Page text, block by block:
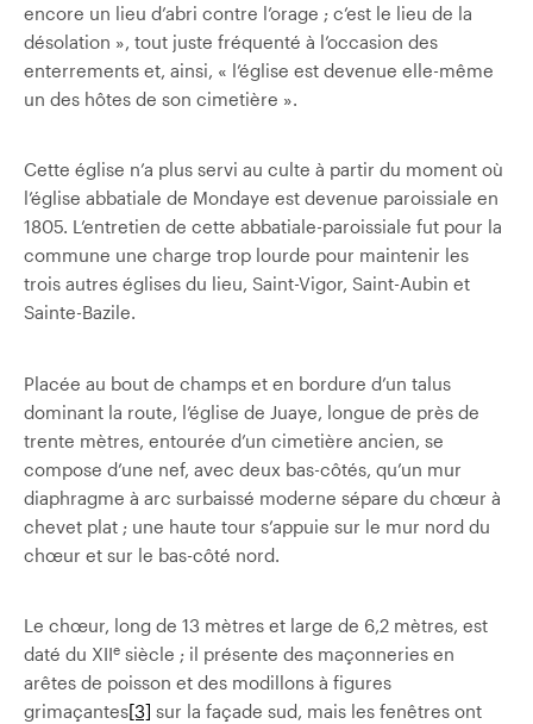
encore un lieu d’abri contre l’orage ; c’est le lieu de la
désolation », tout juste fréquenté à l’occasion des
enterrements et, ainsi, « l’église est devenue elle-même
un des hôtes de son cimetière ».
Cette église n’a plus servi au culte à partir du moment où
l’église abbatiale de Mondaye est devenue paroissiale en
1805. L’entretien de cette abbatiale-paroissiale fut pour la
commune une charge trop lourde pour maintenir les
trois autres églises du lieu, Saint-Vigor, Saint-Aubin et
Sainte-Bazile.
Placée au bout de champs et en bordure d’un talus
dominant la route, l’église de Juaye, longue de près de
trente mètres, entourée d’un cimetière ancien, se
compose d’une nef, avec deux bas-côtés, qu’un mur
diaphragme à arc surbaissé moderne sépare du chœur à
chevet plat ; une haute tour s’appuie sur le mur nord du
chœur et sur le bas-côté nord.
Le chœur, long de 13 mètres et large de 6,2 mètres, est
daté du XIIe siècle ; il présente des maçonneries en
arêtes de poisson et des modillons à figures
grimaçantes[3] sur la façade sud, mais les fenêtres ont